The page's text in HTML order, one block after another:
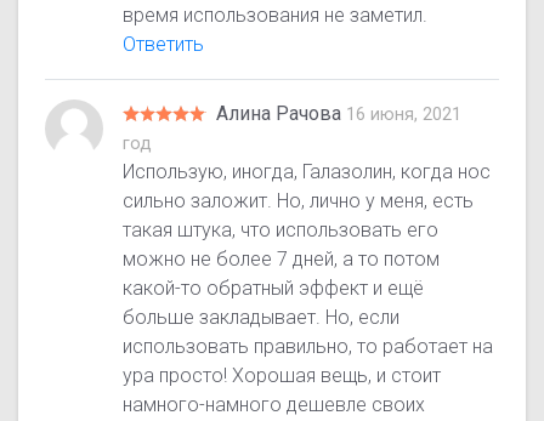
время использования не заметил.
Ответить
Алина Рачова 16 июня, 2021
год
Использую, иногда, Галазолин, когда нос
сильно заложит. Но, лично у меня, есть
такая штука, что использовать его
можно не более 7 дней, а то потом
какой-то обратный эффект и ещё
больше закладывает. Но, если
использовать правильно, то работает на
ура просто! Хорошая вещь, и стоит
намного-намного дешевле своих